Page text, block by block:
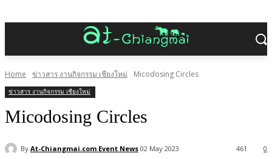
Home ข่าวสาร งานกิจกรรม เชียงใหม่ Micodosing Circles
ข่าวสาร งานกิจกรรม เชียงใหม่
Micodosing Circles
By At-Chiangmai.com Event News 02 May 2023 0
461